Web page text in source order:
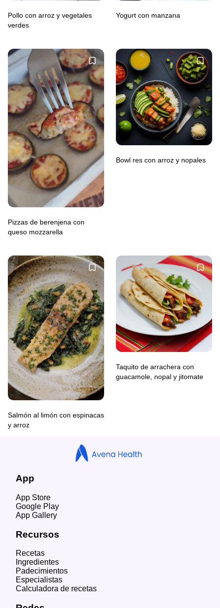
Pollo con arroz y vegetales
verdes
Yogurt con manzana
Pizzas de berenjena con
queso mozzarella
Bowl res con arroz y nopales
Salmón al limón con espinacas
y arroz
Taquito de arrachera con
guacamole, nopal y jitomate
App
App Store
Google Play
App Gallery
Recursos
Recetas
Ingredientes
Padecimientos
Especialistas
Calculadora de recetas